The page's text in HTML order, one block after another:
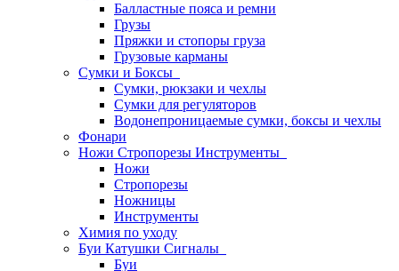
Балластные пояса и ремни
Грузы
Пряжки и стопоры груза
Грузовые карманы
Сумки и Боксы
Сумки, рюкзаки и чехлы
Сумки для регуляторов
Водонепроницаемые сумки, боксы и чехлы
Фонари
Ножи Стропорезы Инструменты
Ножи
Стропорезы
Ножницы
Инструменты
Химия по уходу
Буи Катушки Сигналы
Буи